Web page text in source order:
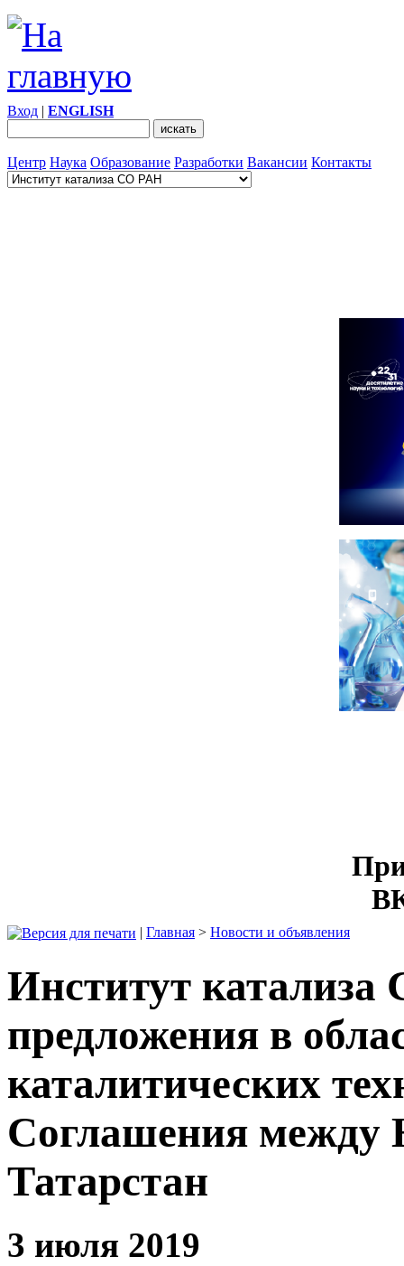
Вход | ENGLISH
Центр Наука Образование Разработки Вакансии Контакты
| Главная > Новости и объявления
Институт
предложения в
каталитических
Соглашения между
Татарстан
3 июля 2019